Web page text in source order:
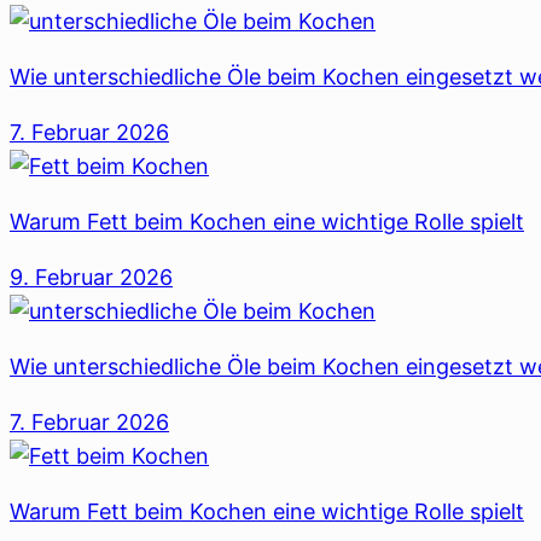
Wie unterschiedliche Öle beim Kochen eingesetzt
7. Februar 2026
Warum Fett beim Kochen eine wichtige Rolle spielt
9. Februar 2026
Wie unterschiedliche Öle beim Kochen eingesetzt
7. Februar 2026
Warum Fett beim Kochen eine wichtige Rolle spielt